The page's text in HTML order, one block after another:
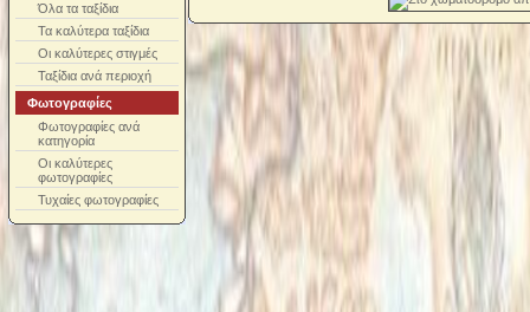
Όλα τα ταξίδια
Τα καλύτερα ταξίδια
Οι καλύτερες στιγμές
Ταξίδια ανά περιοχή
Φωτογραφίες
Φωτογραφίες ανά
κατηγορία
Οι καλύτερες
φωτογραφίες
Τυχαίες φωτογραφίες